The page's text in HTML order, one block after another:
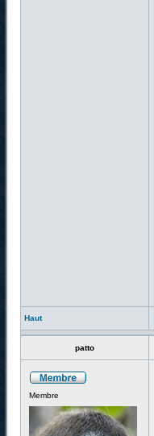
Haut
patto
Membre